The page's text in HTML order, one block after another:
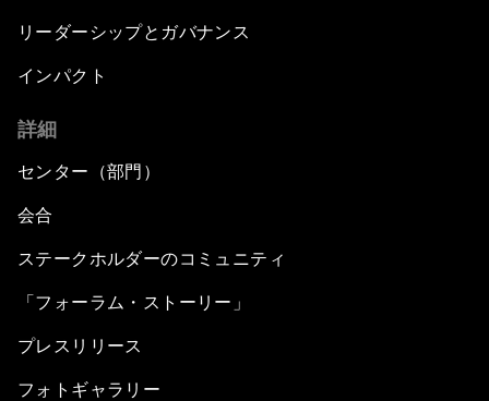
リーダーシップとガバナンス
インパクト
詳細
センター（部門）
会合
ステークホルダーのコミュニティ
「フォーラム・ストーリー」
プレスリリース
フォトギャラリー